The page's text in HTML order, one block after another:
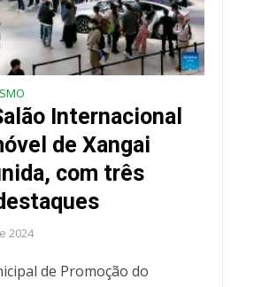
Internacional
de Xangai
com três
2024
de Promoção do